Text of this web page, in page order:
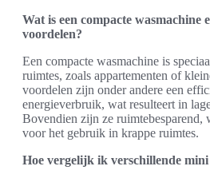
Wat is een compacte wasmachine
voordelen?
Een compacte wasmachine is
ruimtes, zoals appartementen of
voordelen zijn onder andere een
energieverbruik, wat resulteert in
Bovendien zijn ze ruimtebesparend,
voor het gebruik in krappe ruimtes.
Hoe vergelijk ik verschillende mini